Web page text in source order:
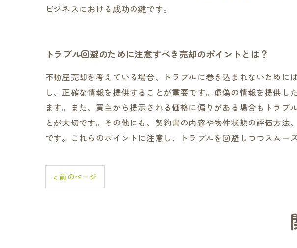
ビジネスにおける成功の鍵です。
トラブル回避のために注意すべき売却のポイントとは？
不動産売却を考えている場合、トラブルに巻き込まれないため
し、正確な情報を提供することが重要です。虚偽の情報を提供
ます。また、買主から提示される価格に偏りがある場合もトラ
とが大切です。その他にも、契約書の内容や物件状態の評価方
です。これらのポイントに注意し、トラブルを回避しつつスムー
< 前のページ